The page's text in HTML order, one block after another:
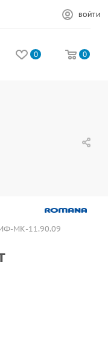
ВОЙТИ
0 0
МК-11.90.09